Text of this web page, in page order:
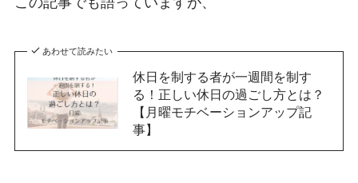
あわせて読みたい
休日を制する者が一週間を制す
る！正しい休日の過ごし方とは？
【月曜モチベーションアップ記
事】